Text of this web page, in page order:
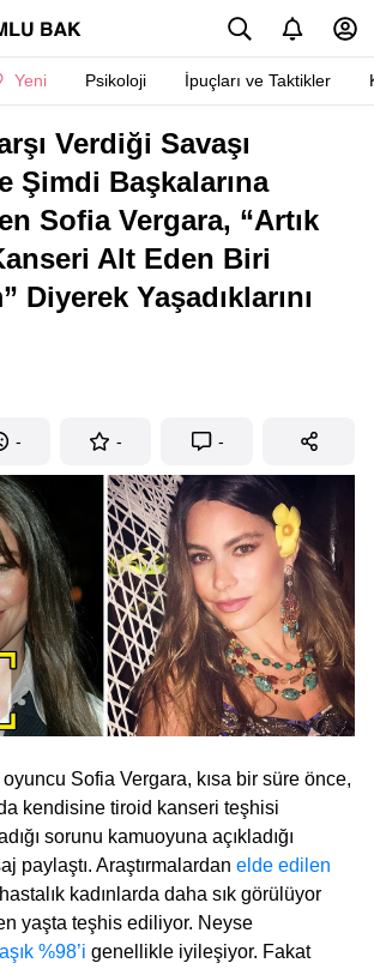
Yeni Psikoloji İpuçları ve Taktikler
Verdiği Savaşı
Şimdi Başkalarına
Sofia Vergara, “Artık
Alt Eden Biri
Diyerek Yaşadıklarını
- - -
Sofia Vergara, kısa bir süre önce,
kendisine tiroid kanseri teşhisi
sorunu kamuoyuna açıkladığı
paylaştı. Araştırmalardan elde edilen
kadınlarda daha sık görülüyor
yaşta teşhis ediliyor. Neyse
%98’i genellikle iyileşiyor. Fakat